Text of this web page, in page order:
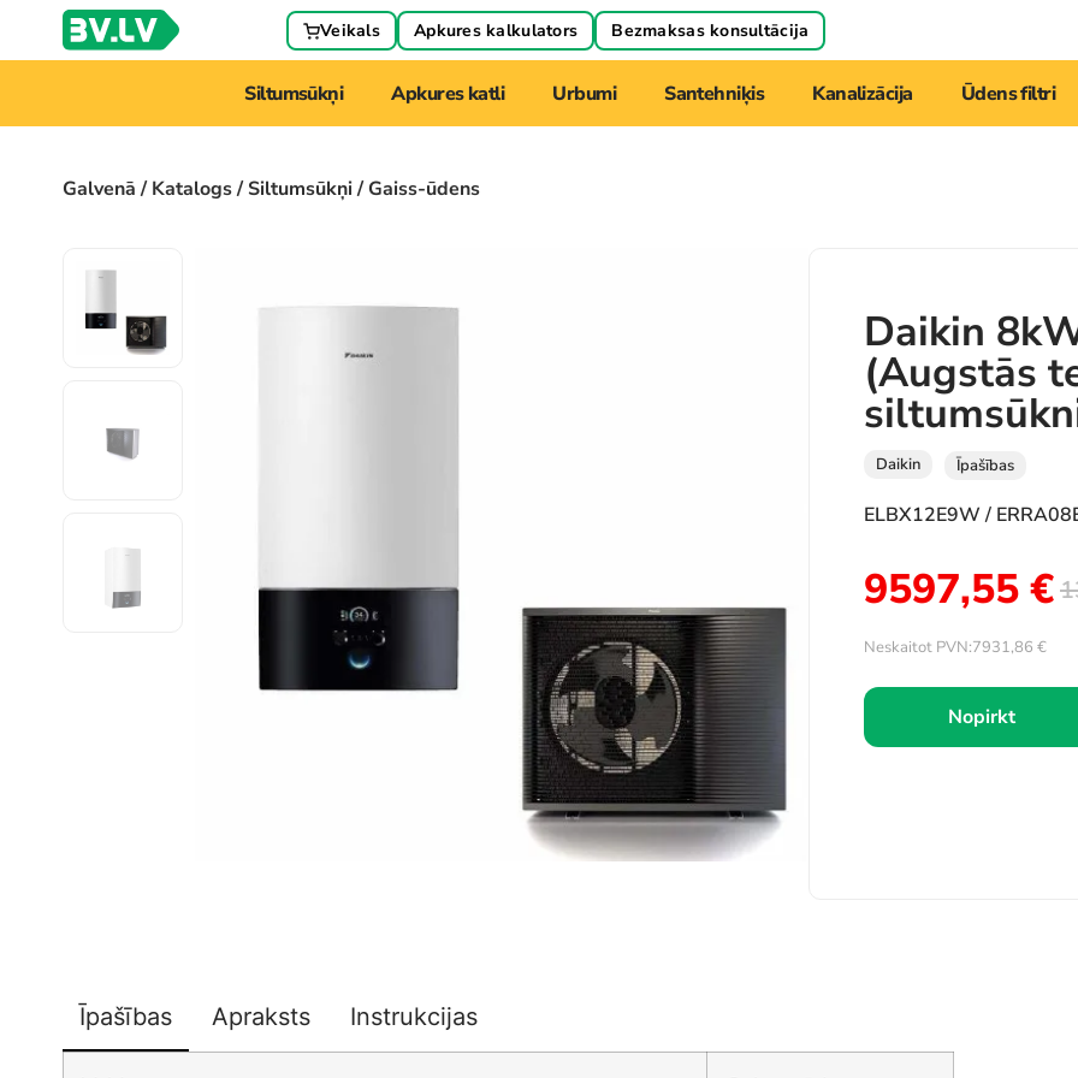
Veikals Apkures kalkulators Bezmaksas konsultācija
Siltumsūkņi Apkures katli Urbumi Santehniķis Kanalizācija Ūdens filtri
Galvenā/Katalogs/Siltumsūkņi/ Gaiss-ūdens
Daikin
(Augstās
Daikin Īpašības
ELBX12E9W /
9597,55€
Neskaitot PVN:7931,86 €
Nopirkt
Īpašības Apraksts Instrukcijas